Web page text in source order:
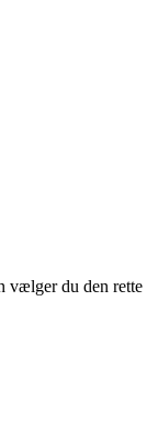
vælger du den rette